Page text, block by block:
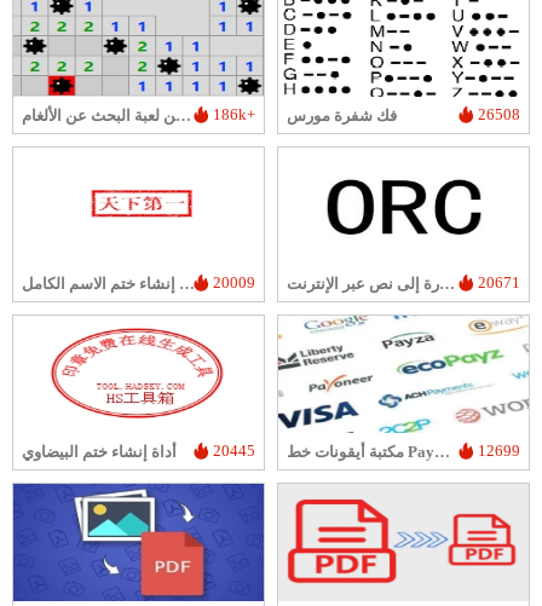
نسخة الويب من لعبة البحث عن الألغام 186k+ فك شفرة مورس 26508
أداة إنشاء ختم الاسم الكامل 20009 تحويل الصورة إلى نص عبر الإنترنت 20671
أداة إنشاء ختم البيضاوي 20445 مكتبة أيقونات خط PaymentFont 12699